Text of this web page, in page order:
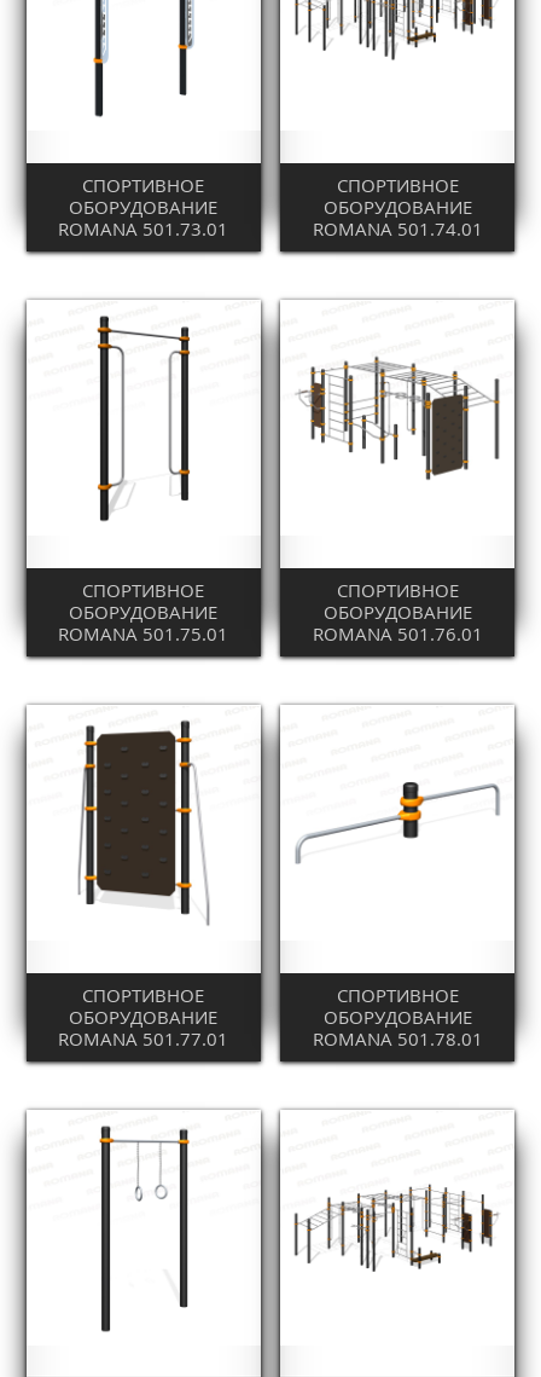
СПОРТИВНОЕ
ОБОРУДОВАНИЕ
ROMANA 501.73.01
СПОРТИВНОЕ
ОБОРУДОВАНИЕ
ROMANA 501.74.01
СПОРТИВНОЕ
ОБОРУДОВАНИЕ
ROMANA 501.75.01
СПОРТИВНОЕ
ОБОРУДОВАНИЕ
ROMANA 501.76.01
СПОРТИВНОЕ
ОБОРУДОВАНИЕ
ROMANA 501.77.01
СПОРТИВНОЕ
ОБОРУДОВАНИЕ
ROMANA 501.78.01